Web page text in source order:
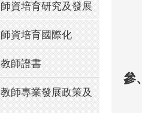
師資培育研究及發展
師資培育國際化
教師證書
教師專業發展政策及
參